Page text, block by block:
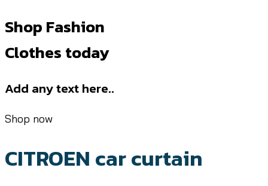
Shop Fashion
Clothes today
Add any text here..
Shop now
CITROEN car curtain